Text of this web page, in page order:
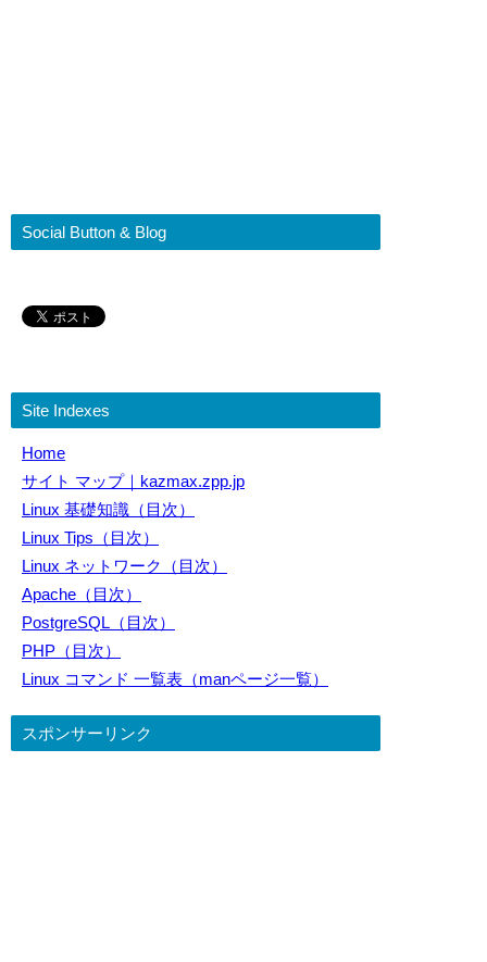
Social Button & Blog
Site Indexes
Home
サイト マップ｜kazmax.zpp.jp
Linux 基礎知識（目次）
Linux Tips（目次）
Linux ネットワーク（目次）
Apache（目次）
PostgreSQL（目次）
PHP（目次）
Linux コマンド 一覧表（manページ一覧）
スポンサーリンク